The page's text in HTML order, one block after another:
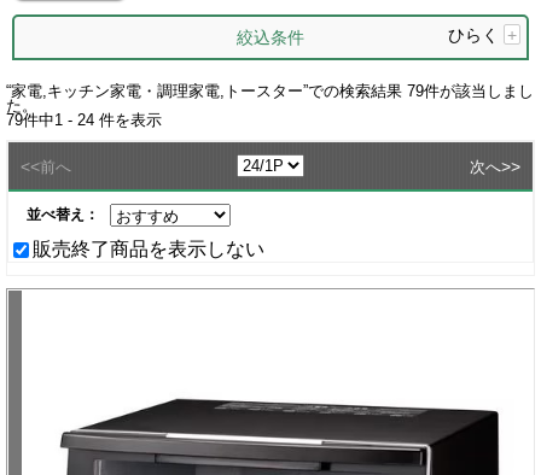
絞込条件 ひらく +
“家電,キッチン家電・調理家電,トースター”での検索結果 79件が該当しまし
た。
79件中1 - 24 件を表示
<<前へ 次へ>>
並べ替え：
販売終了商品を表示しない